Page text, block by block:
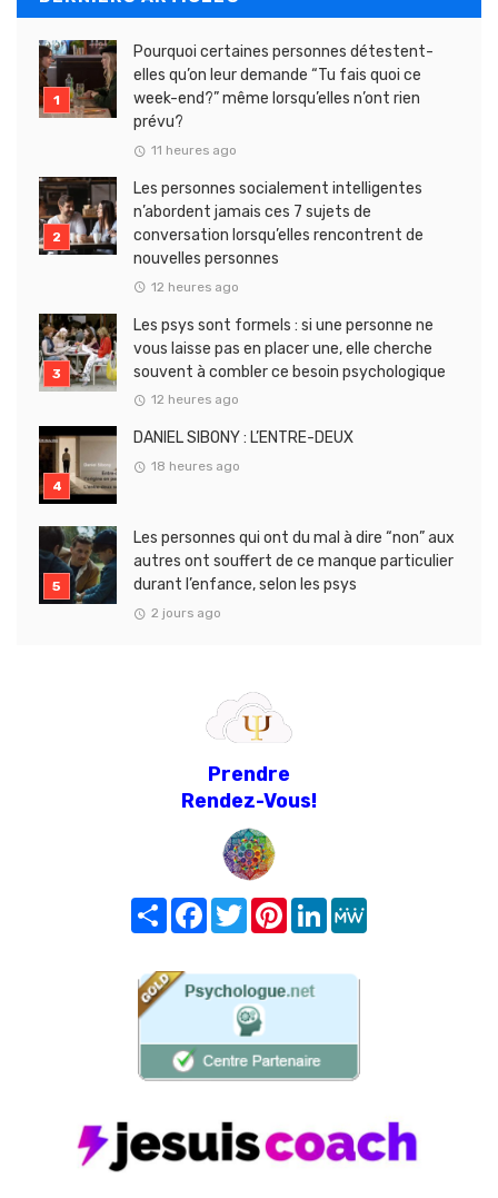
Pourquoi certaines personnes détestent-
elles qu’on leur demande “Tu fais quoi ce
week-end?” même lorsqu’elles n’ont rien
prévu?
11 heures ago
Les personnes socialement intelligentes
n’abordent jamais ces 7 sujets de
conversation lorsqu’elles rencontrent de
nouvelles personnes
12 heures ago
Les psys sont formels : si une personne ne
vous laisse pas en placer une, elle cherche
souvent à combler ce besoin psychologique
12 heures ago
DANIEL SIBONY : L’ENTRE-DEUX
18 heures ago
Les personnes qui ont du mal à dire “non” aux
autres ont souffert de ce manque particulier
durant l’enfance, selon les psys
2 jours ago
Prendre
Rendez-Vous!
Share FacebookTwitterPinterest
LinkedIn